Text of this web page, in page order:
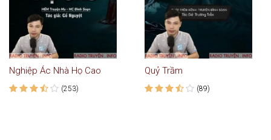
Nghiệp Ác Nhà Họ Cao
(253)
Quỷ Trầm
(89)